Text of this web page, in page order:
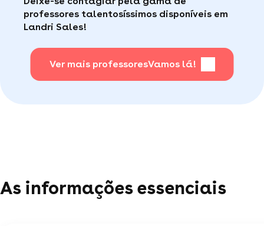
fácil
(por telefone e e-mail, 5J/7).
Para saber + acesse nossa página de perguntas
mais frequentes.
professores talentosíssimos disponíveis em
Landri Sales!
Ver mais professoresVamos lá!
As informações essenciais